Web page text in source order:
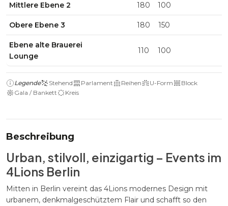
Mittlere Ebene 2 180 100
Obere Ebene 3 180 150
Ebene alte Brauerei
Lounge
110 100
Legende Stehend Parlament Reihen U-Form
Block
Gala / Bankett
Kreis
Beschreibung
Urban, stilvoll, einzigartig – Events im
4Lions Berlin
Mitten in Berlin vereint das 4Lions modernes Design mit
urbanem, denkmalgeschütztem Flair und schafft so den